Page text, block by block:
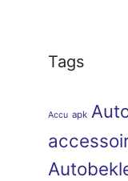
Tags
Accu apk